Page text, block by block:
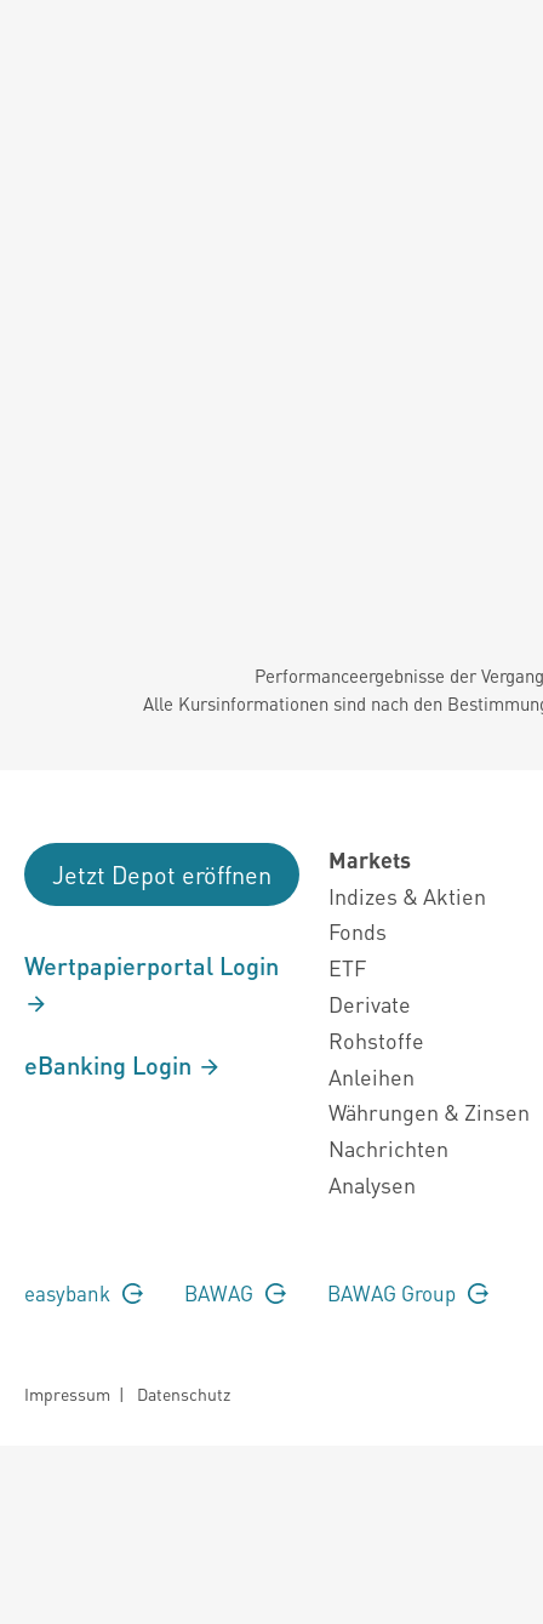
Performanceergebnisse der
Alle Kursinformationen sind nach den
Jetzt Depot eröffnen
Wertpapierportal Login
eBanking Login
Markets
Indizes & Aktien
Fonds
ETF
Derivate
Rohstoffe
Anleihen
Währungen & Zinsen
Nachrichten
Analysen
easybank BAWAG BAWAG Group
Impressum | Datenschutz